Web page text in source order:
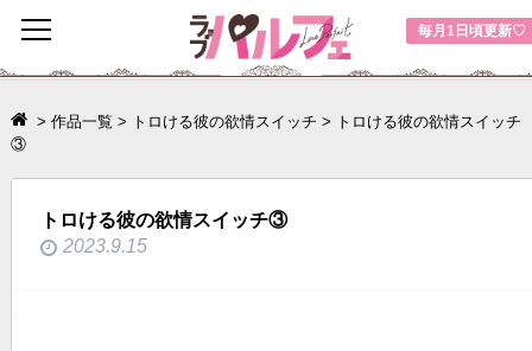
毎月1日頃更新♡
toggle
navigation
> 作品一覧 > トロける彼の欲情スイッチ > トロける彼の欲情スイッチ
③
トロける彼の欲情スイッチ③
2023.9.15